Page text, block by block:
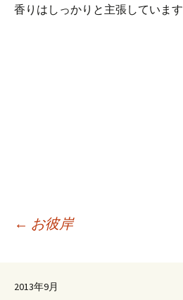
香りはしっかりと主張しています
投
稿
← お彼岸
2013年9月